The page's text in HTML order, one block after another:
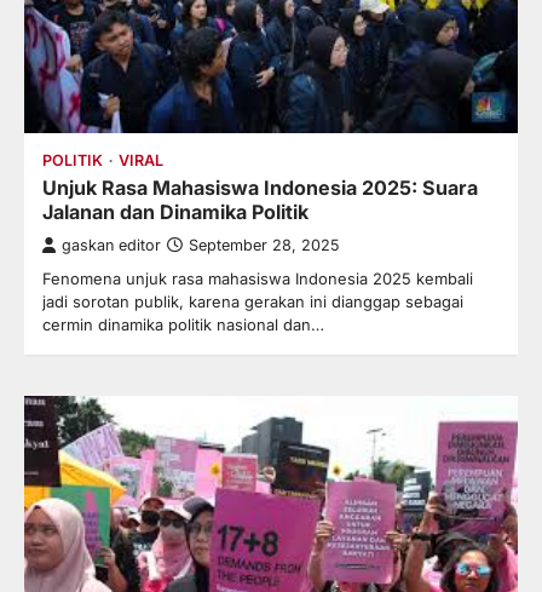
POLITIK VIRAL
Unjuk Rasa Mahasiswa Indonesia 2025: Suara
Jalanan dan Dinamika Politik
gaskan editor September 28, 2025
Fenomena unjuk rasa mahasiswa Indonesia 2025 kembali
jadi sorotan publik, karena gerakan ini dianggap sebagai
cermin dinamika politik nasional dan…